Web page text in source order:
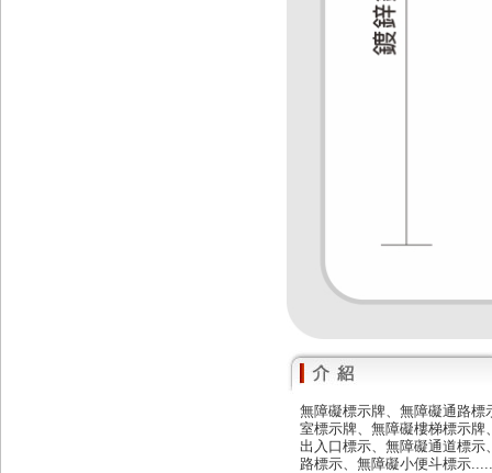
無障礙標示牌、無障礙通路
室標示牌、無障礙樓梯標示
出入口標示、無障礙通道標
路標示、無障礙小便斗標示